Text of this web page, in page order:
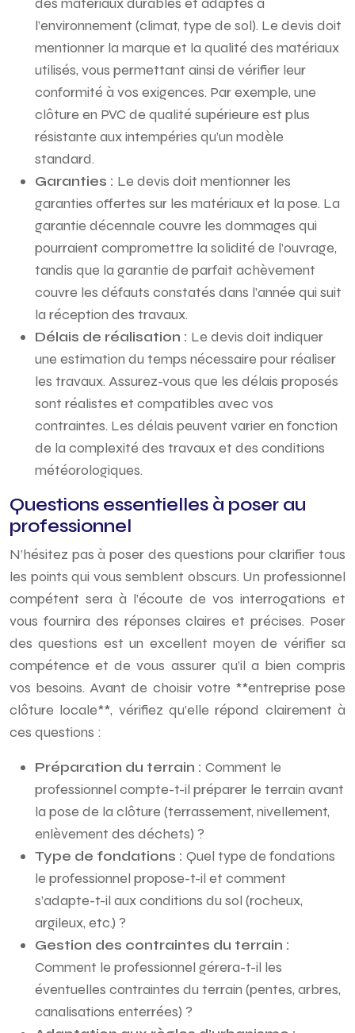
l’environnement (climat, type de sol). Le devis doit
mentionner la marque et la qualité des matériaux
utilisés, vous permettant ainsi de vérifier leur
conformité à vos exigences. Par exemple, une
clôture en PVC de qualité supérieure est plus
résistante aux intempéries qu’un modèle
standard.
Garanties : Le devis doit mentionner les
garanties offertes sur les matériaux et la pose. La
garantie décennale couvre les dommages qui
pourraient compromettre la solidité de l’ouvrage,
tandis que la garantie de parfait achèvement
couvre les défauts constatés dans l’année qui suit
la réception des travaux.
Délais de réalisation : Le devis doit indiquer
une estimation du temps nécessaire pour réaliser
les travaux. Assurez-vous que les délais proposés
sont réalistes et compatibles avec vos
contraintes. Les délais peuvent varier en fonction
de la complexité des travaux et des conditions
météorologiques.
Questions essentielles à poser au
professionnel
N’hésitez pas à poser des questions pour clarifier tous
les points qui vous semblent obscurs. Un professionnel
compétent sera à l’écoute de vos interrogations et
vous fournira des réponses claires et précises. Poser
des questions est un excellent moyen de vérifier sa
compétence et de vous assurer qu’il a bien compris
vos besoins. Avant de choisir votre **entreprise pose
clôture locale**, vérifiez qu’elle répond clairement à
ces questions :
Préparation du terrain : Comment le
professionnel compte-t-il préparer le terrain avant
la pose de la clôture (terrassement, nivellement,
enlèvement des déchets) ?
Type de fondations : Quel type de fondations
le professionnel propose-t-il et comment
s’adapte-t-il aux conditions du sol (rocheux,
argileux, etc.) ?
Gestion des contraintes du terrain :
Comment le professionnel gérera-t-il les
éventuelles contraintes du terrain (pentes, arbres,
canalisations enterrées) ?